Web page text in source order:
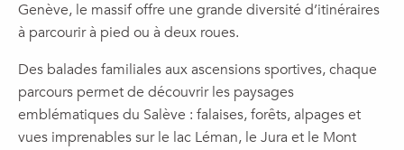
Genève, le massif offre une grande diversité d’itinéraires
à parcourir à pied ou à deux roues.
Des balades familiales aux ascensions sportives, chaque
parcours permet de découvrir les paysages
emblématiques du Salève : falaises, forêts, alpages et
vues imprenables sur le lac Léman, le Jura et le Mont